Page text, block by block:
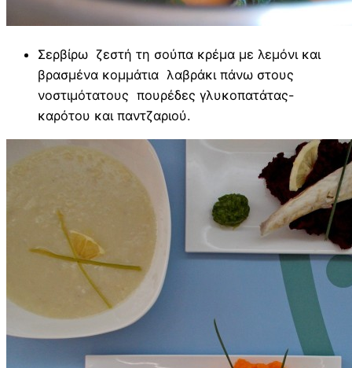
Σερβίρω ζεστή τη σούπα κρέμα με λεμόνι και
βρασμένα κομμάτια λαβράκι πάνω στους
νοστιμότατους πουρέδες γλυκοπατάτας-
καρότου και παντζαριού.